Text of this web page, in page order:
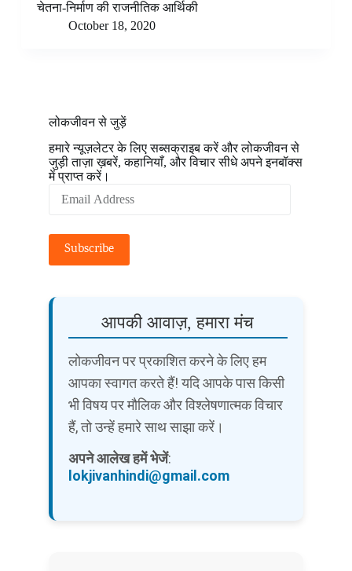
चेतना-निर्माण की राजनीतिक आर्थिकी
October 18, 2020
लोकजीवन से जुड़ें
हमारे न्यूज़लेटर के लिए सब्सक्राइब करें और लोकजीवन से
जुड़ी ताज़ा ख़बरें, कहानियाँ, और विचार सीधे अपने इनबॉक्स
में प्राप्त करें।
Address
Subscribe
आपकी आवाज़, हमारा मंच
लोकजीवन पर प्रकाशित करने के लिए हम
आपका स्वागत करते हैं! यदि आपके पास किसी
भी विषय पर मौलिक और विश्लेषणात्मक विचार
हैं, तो उन्हें हमारे साथ साझा करें।
अपने आलेख हमें भेजें:
lokjivanhindi@gmail.com